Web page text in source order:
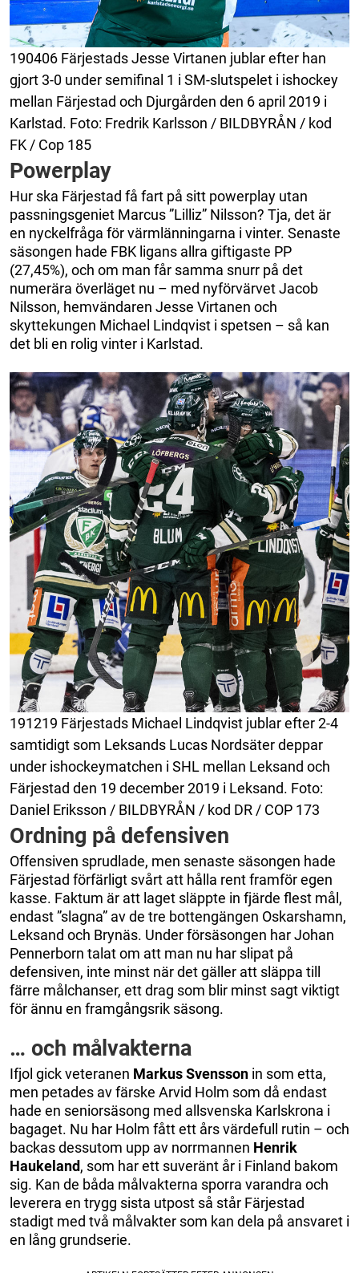
190406 Färjestads Jesse Virtanen jublar efter han
gjort 3-0 under semifinal 1 i SM-slutspelet i ishockey
mellan Färjestad och Djurgården den 6 april 2019 i
Karlstad. Foto: Fredrik Karlsson / BILDBYRÅN / kod
FK / Cop 185
Powerplay
Hur ska Färjestad få fart på sitt powerplay utan
passningsgeniet Marcus ”Lilliz” Nilsson? Tja, det är
en nyckelfråga för värmlänningarna i vinter. Senaste
säsongen hade FBK ligans allra giftigaste PP
(27,45%), och om man får samma snurr på det
numerära överläget nu – med nyförvärvet Jacob
Nilsson, hemvändaren Jesse Virtanen och
skyttekungen Michael Lindqvist i spetsen – så kan
det bli en rolig vinter i Karlstad.
191219 Färjestads Michael Lindqvist jublar efter 2-4
samtidigt som Leksands Lucas Nordsäter deppar
under ishockeymatchen i SHL mellan Leksand och
Färjestad den 19 december 2019 i Leksand. Foto:
Daniel Eriksson / BILDBYRÅN / kod DR / COP 173
Ordning på defensiven
Offensiven sprudlade, men senaste säsongen hade
Färjestad förfärligt svårt att hålla rent framför egen
kasse. Faktum är att laget släppte in fjärde flest mål,
endast ”slagna” av de tre bottengängen Oskarshamn,
Leksand och Brynäs. Under försäsongen har Johan
Pennerborn talat om att man nu har slipat på
defensiven, inte minst när det gäller att släppa till
färre målchanser, ett drag som blir minst sagt viktigt
för ännu en framgångsrik säsong.
… och målvakterna
Ifjol gick veteranen MarkusSvensson in som etta,
men petades av färske Arvid Holm som då endast
hade en seniorsäsong med allsvenska Karlskrona i
bagaget. Nu har Holm fått ett års värdefull rutin – och
backas dessutom upp av norrmannen Henrik
Haukeland, som har ett suveränt år i Finland bakom
sig. Kan de båda målvakterna sporra varandra och
leverera en trygg sista utpost så står Färjestad
stadigt med två målvakter som kan dela på ansvaret i
en lång grundserie.